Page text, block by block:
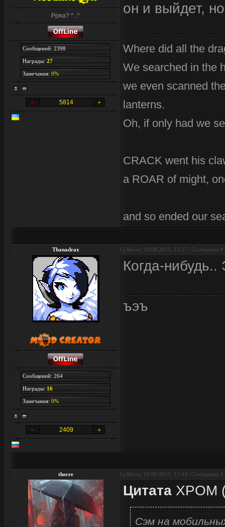
Рряа? ^..^
Сообщений: 2398
Награды: 27
Замечания: 0%
5814
он и выйдет,
Where did all the
We searched in the
we even scanned
lanterns.
Oh, if only had we
CRACK went his
a ROAR of might,
and so ended our
Thanadrax Суббота, 29.08.2015, 13:27 | Сообщение #
Сообщений: 264
Награды: 16
Замечания: 0%
2409
Когда-
ъэъ
thecre Суббота, 29.08.2015, 13:44 | Сообщение #
Цитата XPOM
Сэм на